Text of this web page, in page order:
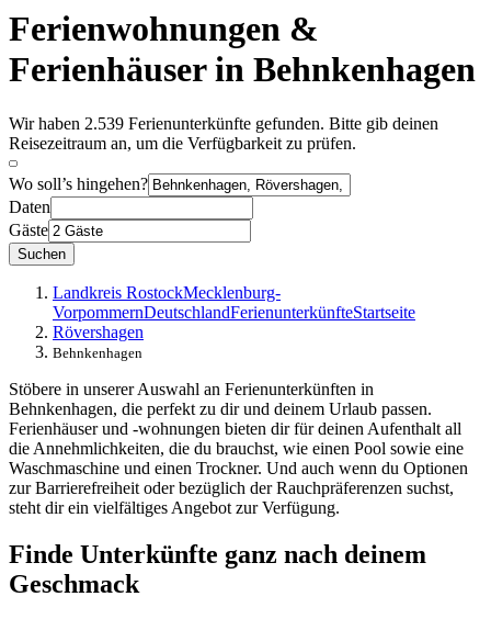
Ferienwohnungen &
Ferienhäuser in Behnkenhagen
Wir haben 2.539 Ferienunterkünfte gefunden. Bitte gib deinen
Reisezeitraum an, um die Verfügbarkeit zu prüfen.
Wo soll’s hingehen?
Daten
Gäste
Suchen
Landkreis RostockMecklenburg-
VorpommernDeutschlandFerienunterkünfteStartseite
Rövershagen
Behnkenhagen
Stöbere in unserer Auswahl an Ferienunterkünften in
Behnkenhagen, die perfekt zu dir und deinem Urlaub passen.
Ferienhäuser und -wohnungen bieten dir für deinen Aufenthalt all
die Annehmlichkeiten, die du brauchst, wie einen Pool sowie eine
Waschmaschine und einen Trockner. Und auch wenn du Optionen
zur Barrierefreiheit oder bezüglich der Rauchpräferenzen suchst,
steht dir ein vielfältiges Angebot zur Verfügung.
Finde Unterkünfte ganz nach deinem
Geschmack